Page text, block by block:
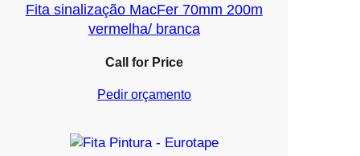
Fita sinalização MacFer 70mm 200m
vermelha/ branca
Call for Price
Pedir orçamento